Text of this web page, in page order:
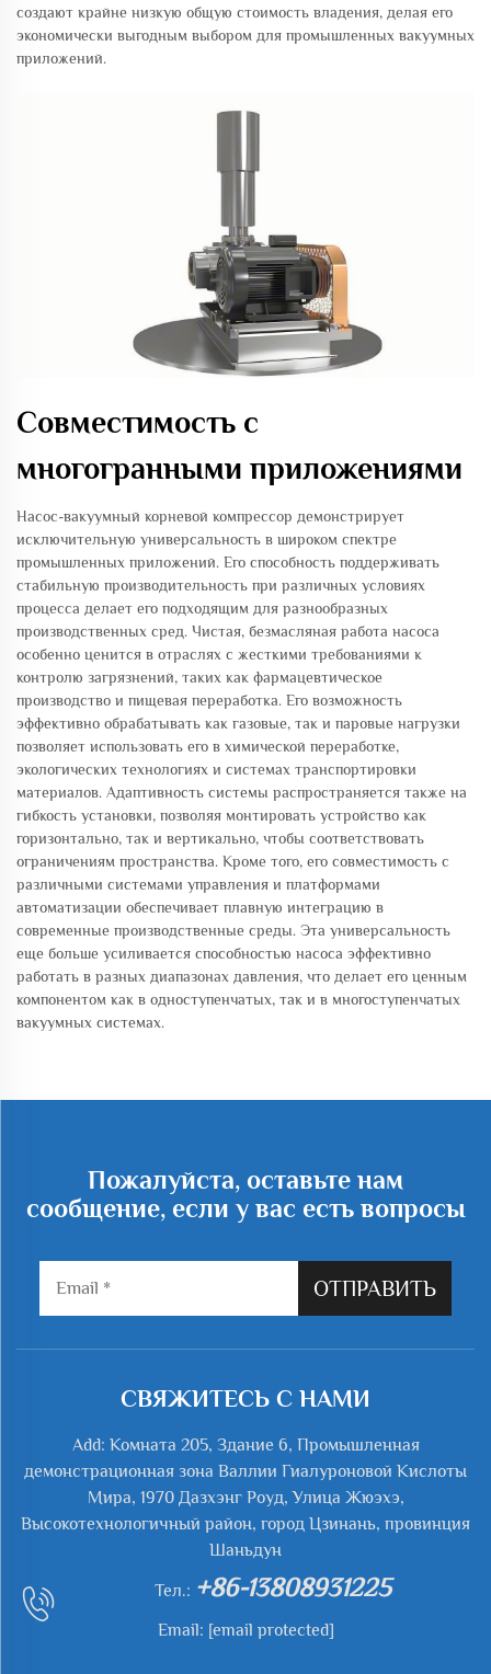
создают крайне низкую общую стоимость владения, делая его
экономически выгодным выбором для промышленных вакуумных
приложений.
Совместимость с
многогранными приложениями
Насос-вакуумный корневой компрессор демонстрирует
исключительную универсальность в широком спектре
промышленных приложений. Его способность поддерживать
стабильную производительность при различных условиях
процесса делает его подходящим для разнообразных
производственных сред. Чистая, безмасляная работа насоса
особенно ценится в отраслях с жесткими требованиями к
контролю загрязнений, таких как фармацевтическое
производство и пищевая переработка. Его возможность
эффективно обрабатывать как газовые, так и паровые нагрузки
позволяет использовать его в химической переработке,
экологических технологиях и системах транспортировки
материалов. Адаптивность системы распространяется также на
гибкость установки, позволяя монтировать устройство как
горизонтально, так и вертикально, чтобы соответствовать
ограничениям пространства. Кроме того, его совместимость с
различными системами управления и платформами
автоматизации обеспечивает плавную интеграцию в
современные производственные среды. Эта универсальность
еще больше усиливается способностью насоса эффективно
работать в разных диапазонах давления, что делает его ценным
компонентом как в одноступенчатых, так и в многоступенчатых
вакуумных системах.
Пожалуйста, оставьте нам
сообщение, если у вас есть вопросы
ОТПРАВИТЬ
СВЯЖИТЕСЬ С НАМИ
Add: Комната 205, Здание 6, Промышленная
демонстрационная зона Валлии Гиалуроновой Кислоты
Мира, 1970 Дазхэнг Роуд, Улица Жюэхэ,
Высокотехнологичный район, город Цзинань, провинция
Шаньдун
Тел.: +86-13808931225
Email: [email protected]